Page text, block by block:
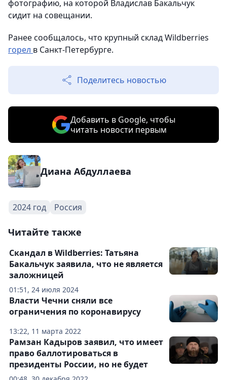
фотографию, на которой Владислав Бакальчук
сидит на совещании.
Ранее сообщалось, что крупный склад Wildberries
горел в Санкт-Петербурге.
Поделитесь новостью
Добавить в Google, чтобы
читать новости первым
Диана Абдуллаева
2024 год Россия
Читайте также
01:51, 24 июля 2024
Скандал в Wildberries: Татьяна
Бакальчук заявила, что не является
заложницей
13:22, 11 марта 2022
Власти Чечни сняли все
ограничения по коронавирусу
Рамзан Кадыров заявил, что имеет
право баллотироваться в
президенты России, но не будет